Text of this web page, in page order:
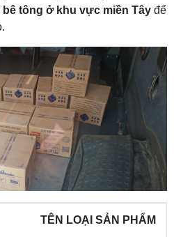
bê tông ở khu vực miền Tây để
TÊN LOẠI SẢN PHẨM